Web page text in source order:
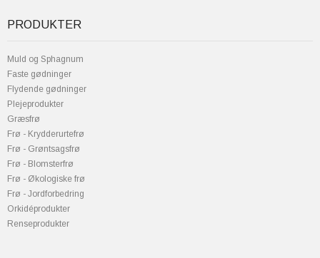
PRODUKTER
Muld og Sphagnum
Faste gødninger
Flydende gødninger
Plejeprodukter
Græsfrø
Frø - Krydderurtefrø
Frø - Grøntsagsfrø
Frø - Blomsterfrø
Frø - Økologiske frø
Frø - Jordforbedring
Orkidéprodukter
Renseprodukter